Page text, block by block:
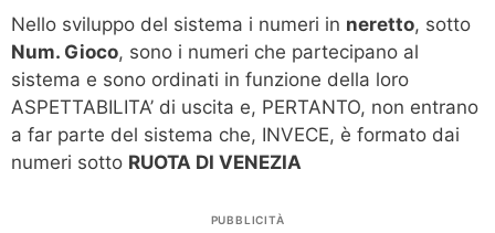
Nello sviluppo del sistema i numeri in neretto, sotto
Num. Gioco, sono i numeri che partecipano al
sistema e sono ordinati in funzione della loro
ASPETTABILITA’ di uscita e, PERTANTO, non entrano
a far parte del sistema che, INVECE, è formato dai
numeri sotto RUOTA DI VENEZIA
PUBBLICITÀ